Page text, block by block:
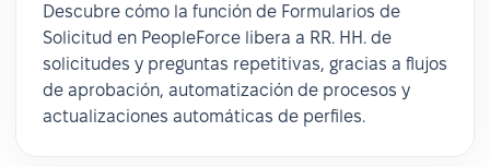
Descubre cómo la función de Formularios de
Solicitud en PeopleForce libera a RR. HH. de
solicitudes y preguntas repetitivas, gracias a flujos
de aprobación, automatización de procesos y
actualizaciones automáticas de perfiles.